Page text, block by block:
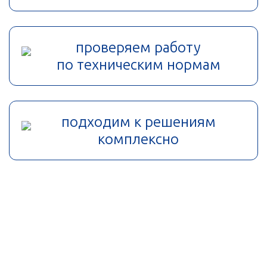
проверяем работу
по техническим нормам
подходим к решениям
комплексно